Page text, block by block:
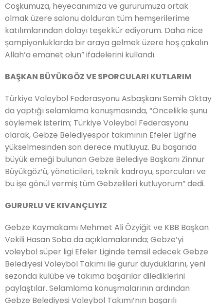
Coşkumuza, heyecanımıza ve gururumuza ortak
olmak üzere salonu dolduran tüm hemşerilerime
katılımlarından dolayı teşekkür ediyorum. Daha nice
şampiyonluklarda bir araya gelmek üzere hoş çakalın
Allah’a emanet olun” ifadelerini kullandı.
BAŞKAN BÜYÜKGÖZ VE SPORCULARI KUTLARIM
Türkiye Voleybol Federasyonu Asbaşkanı Semih Oktay
da yaptığı selamlama konuşmasında, “Öncelikle şunu
söylemek isterim; Türkiye Voleybol Federasyonu
olarak, Gebze Belediyespor takımının Efeler Ligi’ne
yükselmesinden son derece mutluyuz. Bu başarıda
büyük emeği bulunan Gebze Belediye Başkanı Zinnur
Büyükgöz’ü, yöneticileri, teknik kadroyu, sporcuları ve
bu işe gönül vermiş tüm Gebzelileri kutluyorum” dedi.
GURURLU VE KIVANÇLIYIZ
Gebze Kaymakamı Mehmet Ali Özyiğit ve KBB Başkan
Vekili Hasan Soba da açıklamalarında; Gebze’yi
voleybol süper ligi Efeler Liginde temsil edecek Gebze
Belediyesi Voleybol Takımı ile gurur duyduklarını, yeni
sezonda kulübe ve takıma başarılar dilediklerini
paylaştılar. Selamlama konuşmalarının ardından
Gebze Belediyesi Voleybol Takımı’nın başarılı